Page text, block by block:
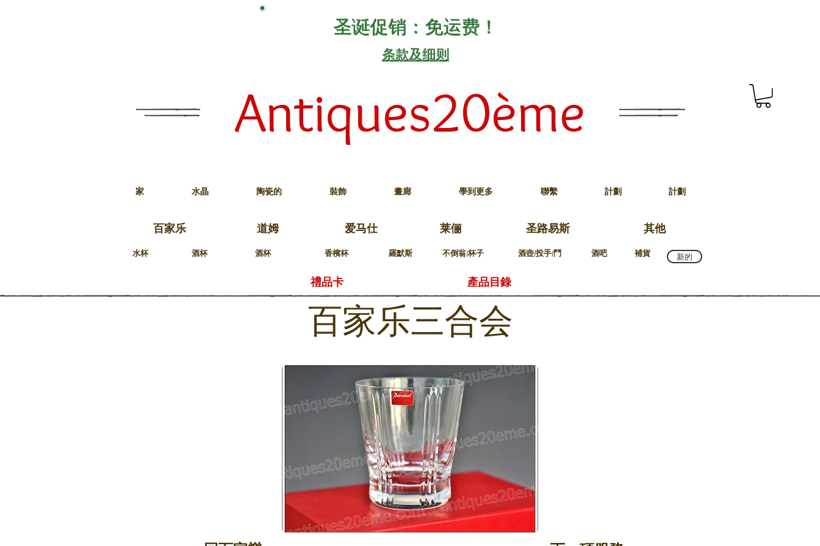
圣诞促销：免运费！
条款及细则
Antiques20ème
家 水晶 陶瓷的 裝飾 畫廊 學到更多 聯繫 計劃 計劃
百家乐 道姆 爱马仕 莱俪 圣路易斯 其他
水杯 酒杯 酒杯 香檳杯 羅默斯 不倒翁/杯子 酒壺/投手/鬥 酒吧 補貨 新的
禮品卡 產品目錄
百家乐三合会